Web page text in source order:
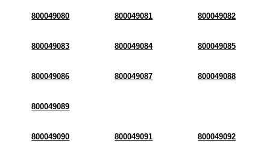
800049080 800049081 800049082
800049083 800049084 800049085
800049086 800049087 800049088
800049089
800049090 800049091 800049092